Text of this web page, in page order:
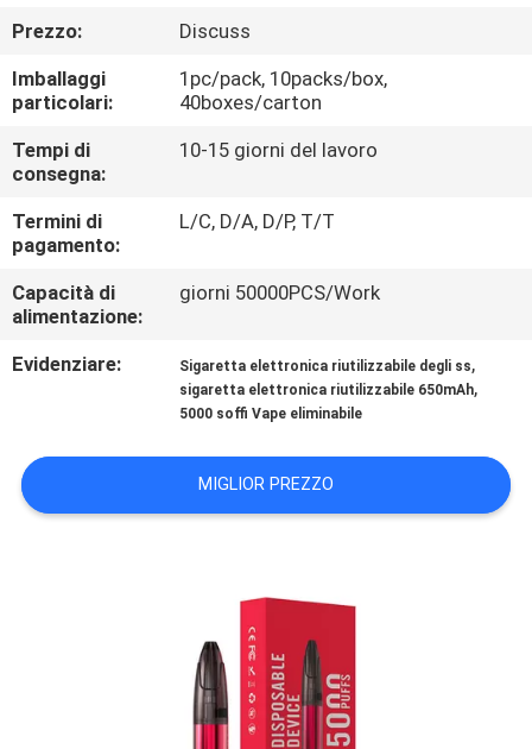
FABBRICA
CONTROLLO
DI
QUALITÀ
RICHIEDA
UNA
DEL
SITO
Prezzo:
Discuss
Imballaggi
particolari:
1pc/pack, 10packs/box,
40boxes/carton
Tempi di
consegna:
10-15 giorni del lavoro
Termini di
pagamento:
L/C, D/A, D/P, T/T
Capacità di
alimentazione:
giorni 50000PCS/Work
Evidenziare: Sigaretta elettronica riutilizzabile degli ss,
sigaretta elettronica riutilizzabile 650mAh,
5000 soffi Vape eliminabile
MIGLIOR PREZZO